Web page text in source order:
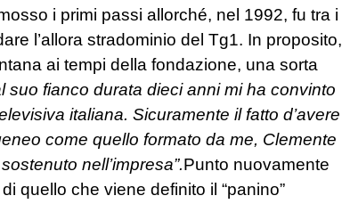
i primi passi allorché, nel 1992, fu tra i
l’allora stradominio del Tg1. In proposito,
ai tempi della fondazione, una sorta
suo fianco durata dieci anni mi ha convinto
italiana. Sicuramente il fatto d’avere
come quello formato da me, Clemente
nell’impresa”.Punto nuovamente
quello che viene definito il “panino”